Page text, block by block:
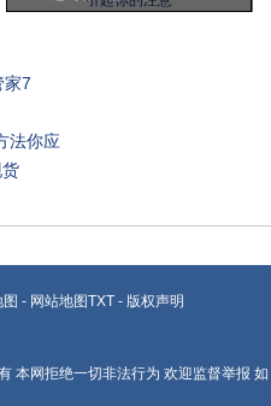
家7
法你应
- 网站地图TXT- 版权声明
本网拒绝一切非法行为 欢迎监督举报 如